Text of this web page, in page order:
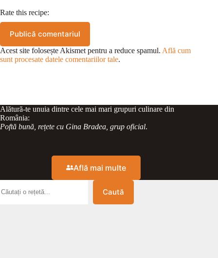
Rate this recipe:
Publică comentariul
Acest site folosește Akismet pentru a reduce spamul. Află cum
sunt procesate datele comentariilor tale.
Alătură-te unuia dintre cele mai mari grupuri culinare din
România:
Poftă bună, rețete cu Gina Bradea, grup oficial.
Află mai multe
Caută